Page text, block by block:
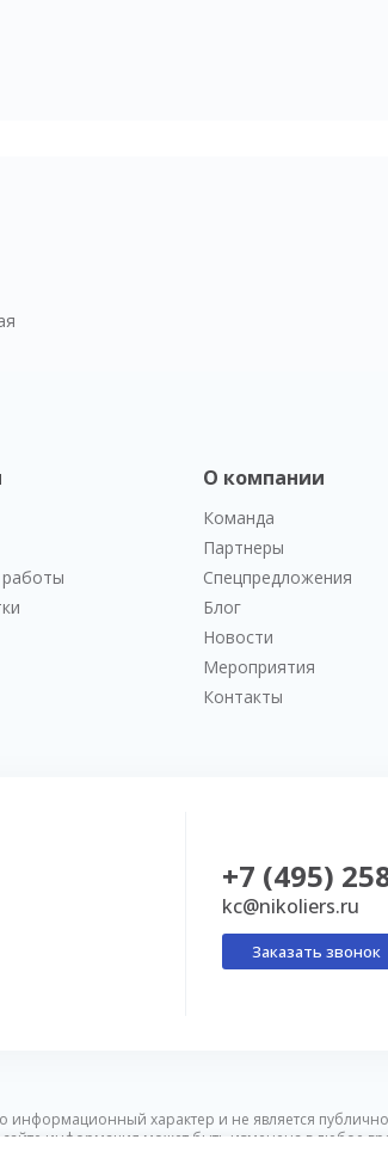
О компании
Команда
Партнеры
Спецпредложения
Блог
Новости
Мероприятия
Контакты
+7 (495)
kc@nikoliers.ru
Заказать звонок
информационный характер и не является
информация может быть изменена в любое